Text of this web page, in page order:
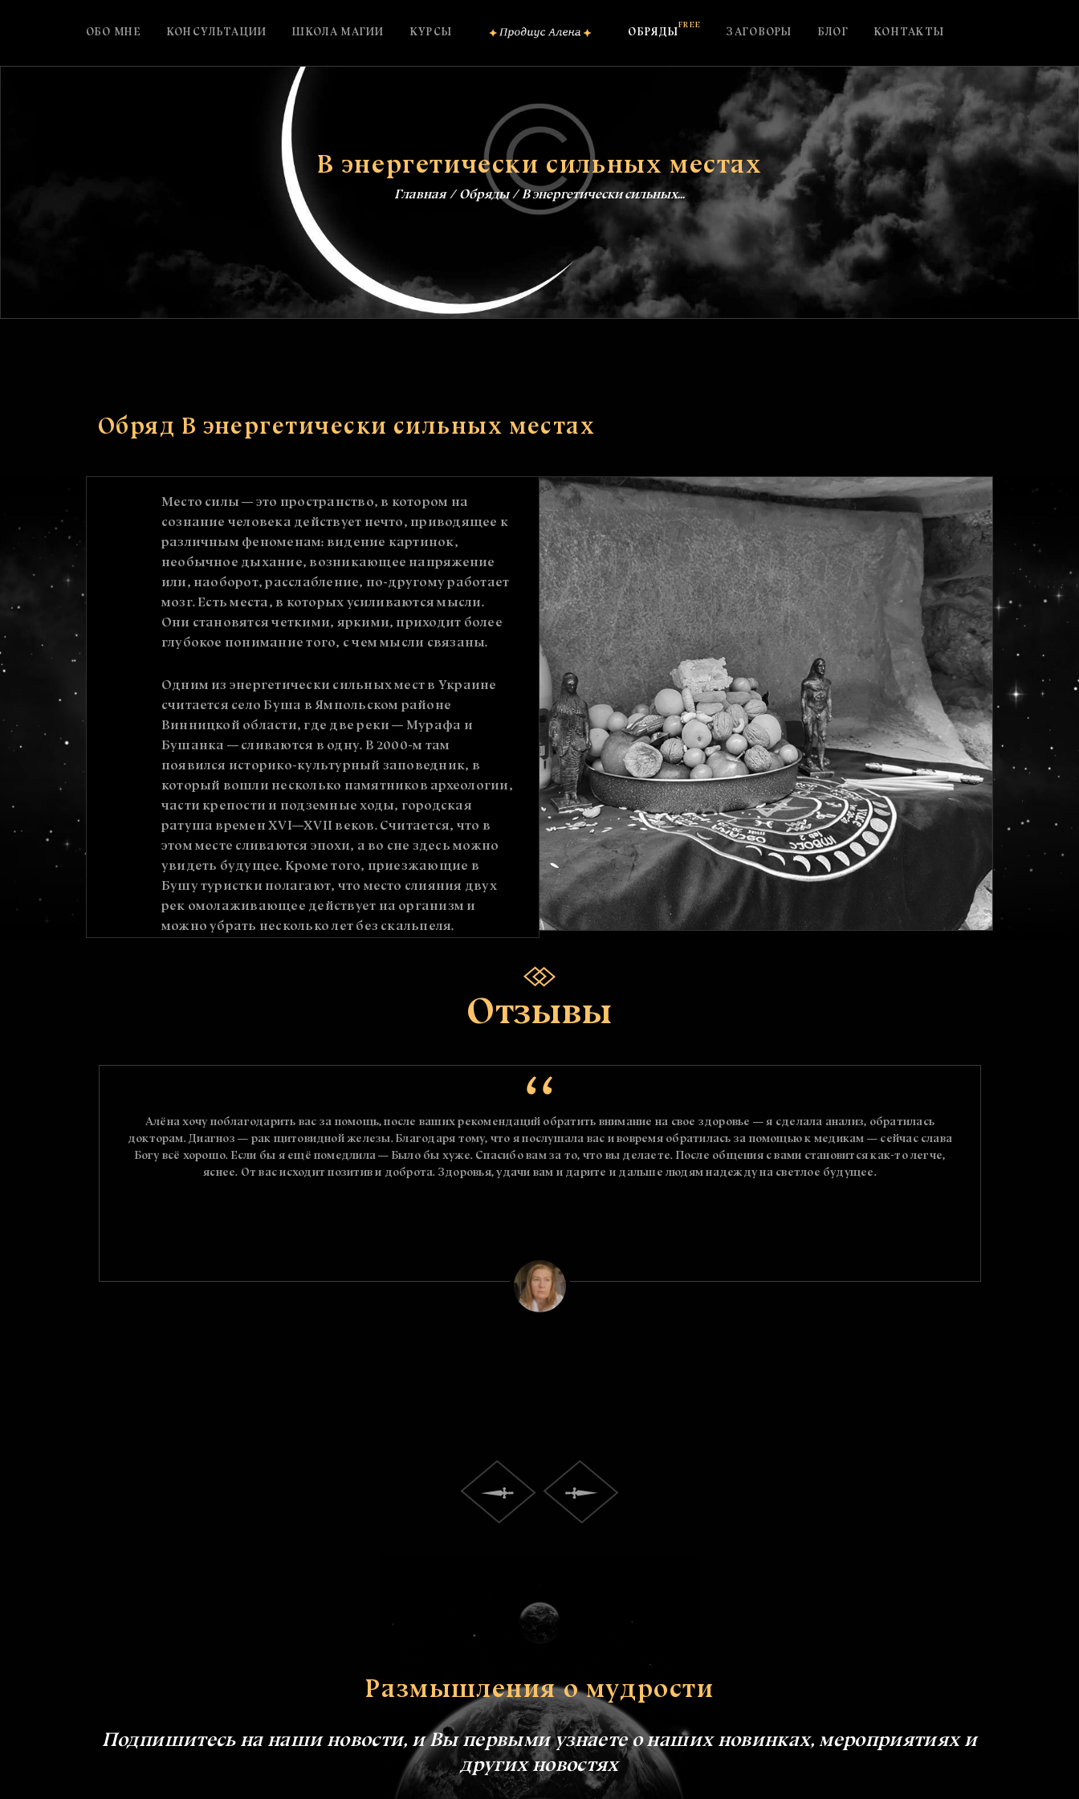
ОБО МНЕ КОНСУЛЬТАЦИИ ШКОЛА МАГИИ КУРСЫ ОБРЯДЫ
FREE
ЗАГОВОРЫ БЛОГ КОНТАКТЫ
В энергетически сильных местах
Главная Обряды В энергетически сильных...
КОНСУЛЬТАЦИИ
ШКОЛА МАГИИ
ОБРЯДЫFREE
БЛОГ
КОНТАКТЫ
Обряд В энергетически сильных местах
Место силы — это пространство, в котором на
сознание человека действует нечто, приводящее к
различным феноменам: видение картинок,
необычное дыхание, возникающее напряжение
или, наоборот, расслабление, по-другому работает
мозг. Есть места, в которых усиливаются мысли.
Они становятся четкими, яркими, приходит более
глубокое понимание того, с чем мысли связаны.
Одним из энергетически сильных мест в Украине
считается село Буша в Ямпольском районе
Винницкой области, где две реки — Мурафа и
Бушанка — сливаются в одну. В 2000-м там
появился историко-культурный заповедник, в
который вошли несколько памятников археологии,
части крепости и подземные ходы, городская
ратуша времен XVI—XVII веков. Считается, что в
этом месте сливаются эпохи, а во сне здесь можно
увидеть будущее. Кроме того, приезжающие в
Бушу туристки полагают, что место слияния двух
рек омолаживающее действует на организм и
можно убрать несколько лет без скальпеля.
Отзывы
Алёна хочу поблагодарить вас за помощь, после ваших рекомендаций обратить внимание на свое здоровье — я сделала анализ, обратилась
докторам. Диагноз — рак щитовидной железы. Благодаря тому, что я послушала вас и вовремя обратилась за помощью к медикам — сейчас слава
Богу всё хорошо. Если бы я ещё помедлила — Было бы хуже. Спасибо вам за то, что вы делаете. После общения с вами становится как-то легче,
яснее. От вас исходит позитив и доброта. Здоровья, удачи вам и дарите и дальше людям надежду на светлое будущее.
Размышления о мудрости
Подпишитесь на наши новости, и Вы первыми узнаете о наших новинках, мероприятиях и
других новостях